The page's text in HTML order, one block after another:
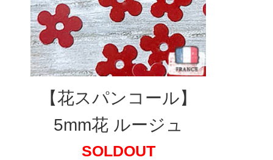
【花スパンコール】
5mm花 ルージュ
SOLDOUT